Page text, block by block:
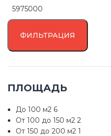
ФИЛЬТРАЦИЯ
ПЛОЩАДЬ
До 100 м2 6
От 100 до 150 м2 2
От 150 до 200 м2 1